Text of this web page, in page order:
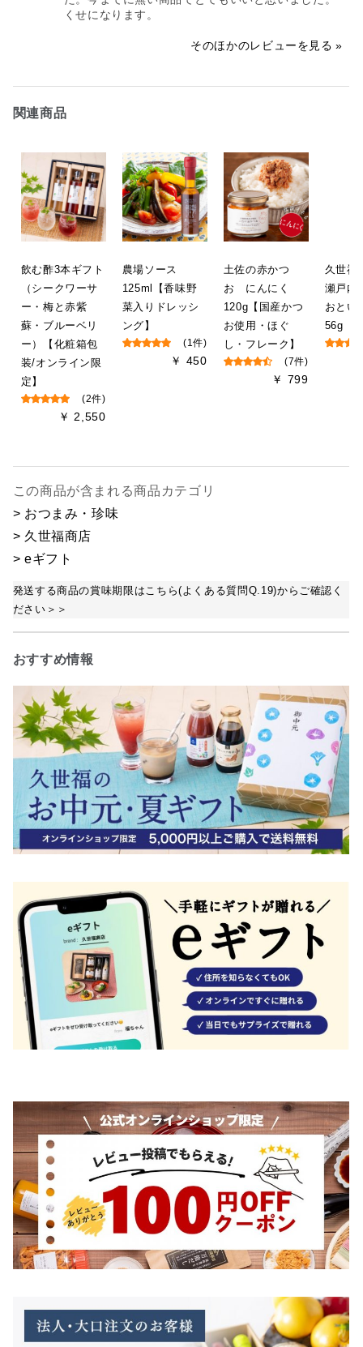
くせになります。
そのほかのレビューを見る
関連商品
飲む酢3本ギフト
（シークワーサ
ー・梅と赤紫
蘇・ブルーベリ
ー）【化粧箱包
装/オンライン限
定】
(2件)
￥ 2,550
農場ソース
125ml【香味野
菜入りドレッシ
ング】
(1件)
￥ 450
土佐の赤かつ
お にんにく
120g【国産かつ
お使用・ほぐ
し・フレーク】
(7件)
￥ 799
久世
瀬戸
おと
56g（
この商品が含まれる商品カテゴリ
> おつまみ・珍味
> 久世福商店
> eギフト
発送する商品の賞味期限はこちら(よくある質問Q.19)からご確認く
ださい＞＞
おすすめ情報